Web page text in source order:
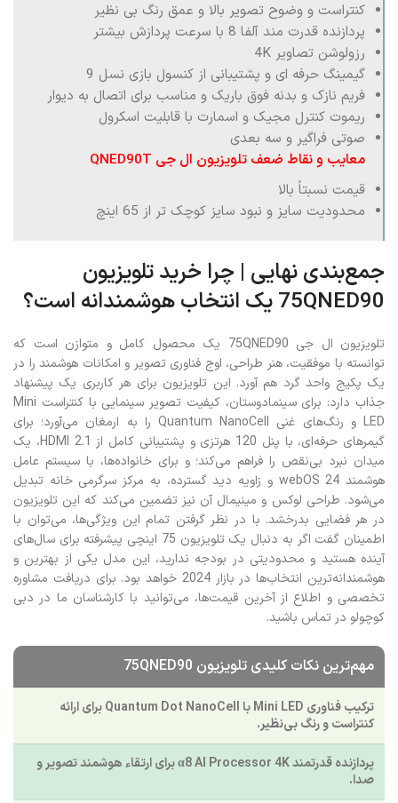
کنتراست و وضوح تصویر بالا و عمق رنگ بی نظیر
پردازنده قدرت مند آلفا 8 با سرعت پردازش بیشتر
رزولوشن تصاویر 4K
گیمینگ حرفه ای و پشتیبانی از کنسول بازی نسل 9
فریم نازک و بدنه فوق باریک و مناسب برای اتصال به دیوار
ریموت کنترل مجیک و اسمارت با قابلیت اسکرول
صوتی فراگیر و سه بعدی
معایب و نقاط ضعف تلویزیون ال جی QNED90T
قیمت نسبتاً بالا
محدودیت سایز و نبود سایز کوچک تر از 65 اینچ
جمع‌بندی نهایی | چرا خرید تلویزیون
75QNED90 یک انتخاب هوشمندانه است؟
تلویزیون ال جی 75QNED90 یک محصول کامل و متوازن است که
توانسته با موفقیت، هنر طراحی، اوج فناوری تصویر و امکانات هوشمند را در
یک پکیج واحد گرد هم آورد. این تلویزیون برای هر کاربری یک پیشنهاد
جذاب دارد: برای سینمادوستان، کیفیت تصویر سینمایی با کنتراست Mini
LED و رنگ‌های غنی Quantum NanoCell را به ارمغان می‌آورد؛ برای
گیمرهای حرفه‌ای، با پنل 120 هرتزی و پشتیبانی کامل از HDMI 2.1، یک
میدان نبرد بی‌نقص را فراهم می‌کند؛ و برای خانواده‌ها، با سیستم عامل
هوشمند webOS 24 و زاویه دید گسترده، به مرکز سرگرمی خانه تبدیل
می‌شود. طراحی لوکس و مینیمال آن نیز تضمین می‌کند که این تلویزیون
در هر فضایی بدرخشد. با در نظر گرفتن تمام این ویژگی‌ها، می‌توان با
اطمینان گفت اگر به دنبال یک تلویزیون 75 اینچی پیشرفته برای سال‌های
آینده هستید و محدودیتی در بودجه ندارید، این مدل یکی از بهترین و
هوشمندانه‌ترین انتخاب‌ها در بازار 2024 خواهد بود. برای دریافت مشاوره
تخصصی و اطلاع از آخرین قیمت‌ها، می‌توانید با کارشناسان ما در دبی
کوچولو در تماس باشید.
مهم‌ترین نکات کلیدی تلویزیون 75QNED90
ترکیب فناوری Mini LED با Quantum Dot NanoCell برای ارائه
کنتراست و رنگ بی‌نظیر.
پردازنده قدرتمند α8 AI Processor 4K برای ارتقاء هوشمند تصویر و
صدا.